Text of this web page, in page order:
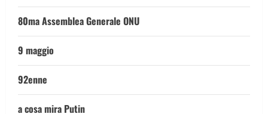
80ma Assemblea Generale ONU
9 maggio
92enne
a cosa mira Putin